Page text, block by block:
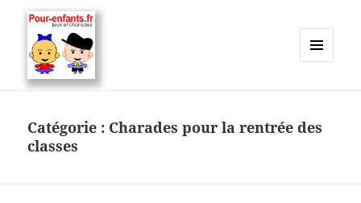
devinettes, pour enfants.
Catégorie : Charades pour la rentrée des
classes